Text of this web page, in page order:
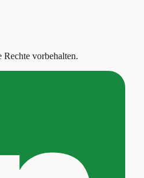
Rechte vorbehalten.